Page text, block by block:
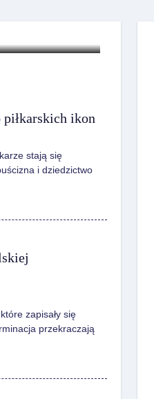
ikon
stają się
i dziedzictwo
zapisały się
przekraczają